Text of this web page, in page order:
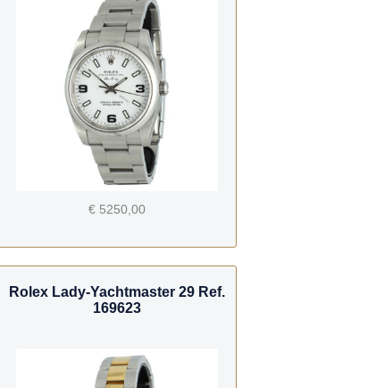
€ 5250,00
Rolex Lady-Yachtmaster 29 Ref.
169623